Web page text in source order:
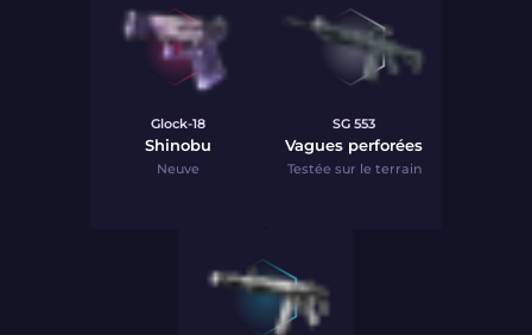
Glock-18
Shinobu
Neuve
SG 553
Vagues perforées
Testée sur le terrain